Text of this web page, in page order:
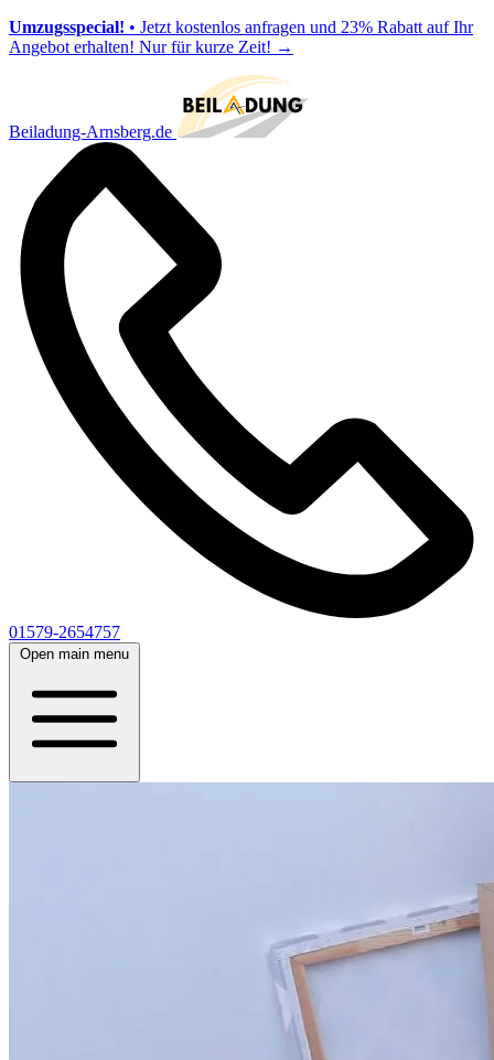
Umzugsspecial! • Jetzt kostenlos anfragen und 23% Rabatt auf Ihr
Angebot erhalten! Nur für kurze Zeit! →
Beiladung-Arnsberg.de
01579-2654757
Open main menu